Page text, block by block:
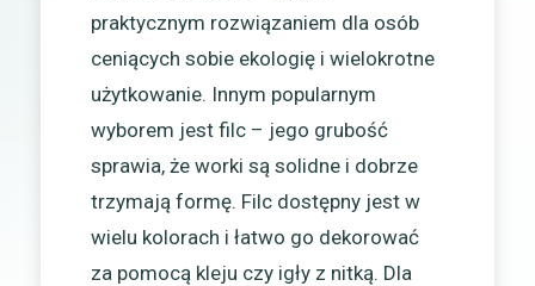
praktycznym rozwiązaniem dla osób
ceniących sobie ekologię i wielokrotne
użytkowanie. Innym popularnym
wyborem jest filc – jego grubość
sprawia, że worki są solidne i dobrze
trzymają formę. Filc dostępny jest w
wielu kolorach i łatwo go dekorować
za pomocą kleju czy igły z nitką. Dla